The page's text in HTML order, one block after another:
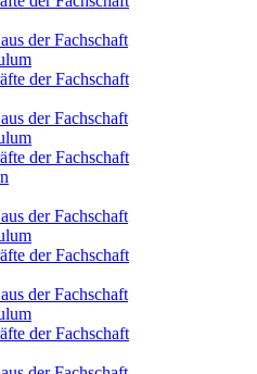
der Fachschaft
der Fachschaft
der Fachschaft
der Fachschaft
der Fachschaft
der Fachschaft
der Fachschaft
der Fachschaft